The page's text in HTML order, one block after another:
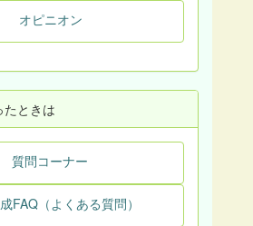
オピニオン
ときは
質問コーナー
FAQ（よくある質問）